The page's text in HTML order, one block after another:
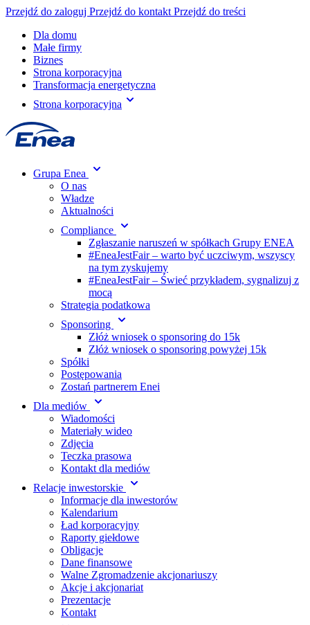
Przejdź do zaloguj Przejdź do kontakt Przejdź do treści
Dla domu
Małe firmy
Biznes
Strona korporacyjna
Transformacja energetyczna
Strona korporacyjna
Grupa Enea
O nas
Władze
Aktualności
Compliance
Zgłaszanie naruszeń w spółkach Grupy ENEA
#EneaJestFair – warto być uczciwym, wszyscy
na tym zyskujemy
#EneaJestFair – Świeć przykładem, sygnalizuj z
mocą
Strategia podatkowa
Sponsoring
Złóż wniosek o sponsoring do 15k
Złóż wniosek o sponsoring powyżej 15k
Spółki
Postępowania
Zostań partnerem Enei
Dla mediów
Wiadomości
Materiały wideo
Zdjęcia
Teczka prasowa
Kontakt dla mediów
Relacje inwestorskie
Informacje dla inwestorów
Kalendarium
Ład korporacyjny
Raporty giełdowe
Obligacje
Dane finansowe
Walne Zgromadzenie akcjonariuszy
Akcje i akcjonariat
Prezentacje
Kontakt